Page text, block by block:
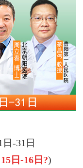
日-31日
日-16日?)